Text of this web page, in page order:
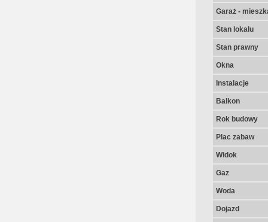
Garaż -
Stan lokalu
Stan prawny
Okna
Instalacje
Balkon
Rok budowy
Plac zabaw
Widok
Gaz
Woda
Dojazd